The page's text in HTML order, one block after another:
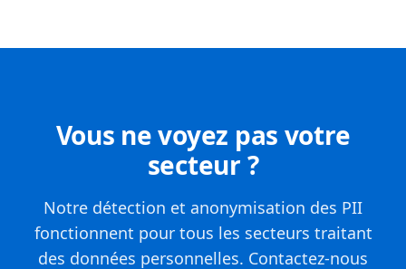
Vous ne voyez pas votre
secteur ?
Notre détection et anonymisation des PII
fonctionnent pour tous les secteurs traitant
des données personnelles. Contactez-nous